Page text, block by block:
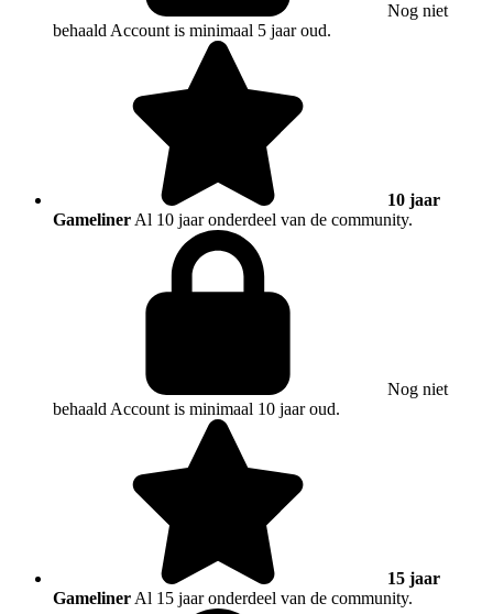
Nog niet
behaald Account is minimaal 5 jaar oud.
10 jaar
Gameliner Al 10 jaar onderdeel van de community.
Nog niet
behaald Account is minimaal 10 jaar oud.
15 jaar
Gameliner Al 15 jaar onderdeel van de community.